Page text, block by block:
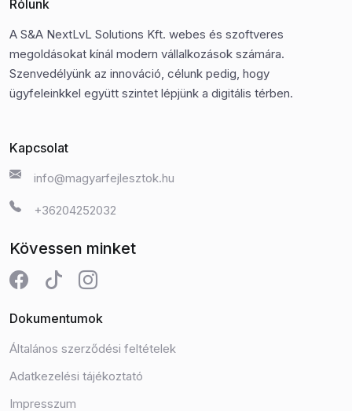
Rólunk
A S&A NextLvL Solutions Kft. webes és szoftveres
megoldásokat kínál modern vállalkozások számára.
Szenvedélyünk az innováció, célunk pedig, hogy
ügyfeleinkkel együtt szintet lépjünk a digitális térben.
Kapcsolat
info@magyarfejlesztok.hu
+36204252032
Kövessen minket
Dokumentumok
Általános szerződési feltételek
Adatkezelési tájékoztató
Impresszum